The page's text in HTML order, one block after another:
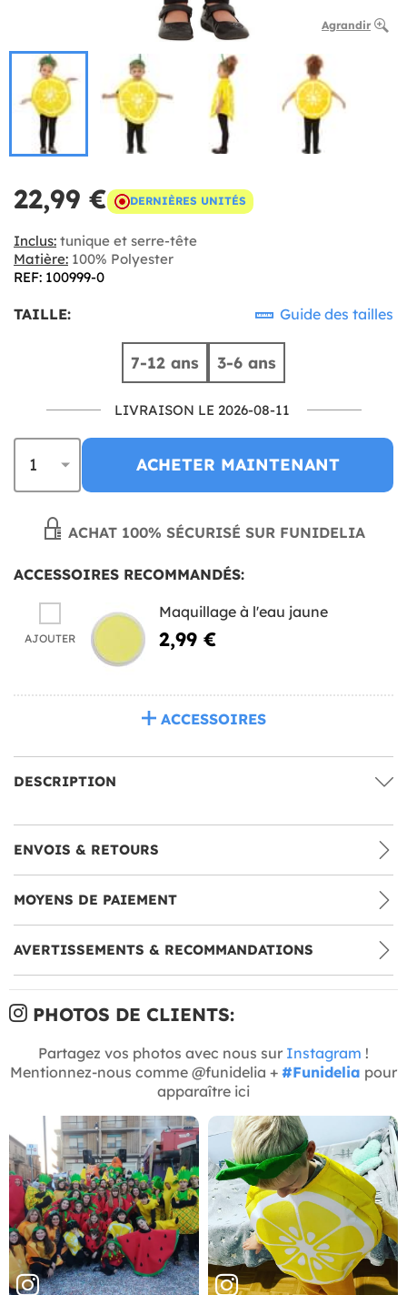
Agrandir
22,99 € DERNIÈRES UNITÉS
Inclus: tunique et serre-tête
Matière: 100% Polyester
REF: 100999-0
TAILLE: Guide des tailles
7-12 ans 3-6 ans
LIVRAISON LE 2026-08-11
ACHETER MAINTENANT
ACHAT 100% SÉCURISÉ SUR FUNIDELIA
ACCESSOIRES RECOMMANDÉS:
AJOUTER
Maquillage à l'eau jaune
2,99 €
ACCESSOIRES
DESCRIPTION
ENVOIS & RETOURS
MOYENS DE PAIEMENT
AVERTISSEMENTS & RECOMMANDATIONS
PHOTOS DE CLIENTS:
Partagez vos photos avec nous sur Instagram !
Mentionnez-nous comme @funidelia + #Funidelia pour
apparaître ici